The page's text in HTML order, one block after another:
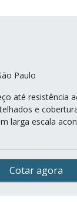
Paulo
até resistência
e
larga escala
Cotar agora